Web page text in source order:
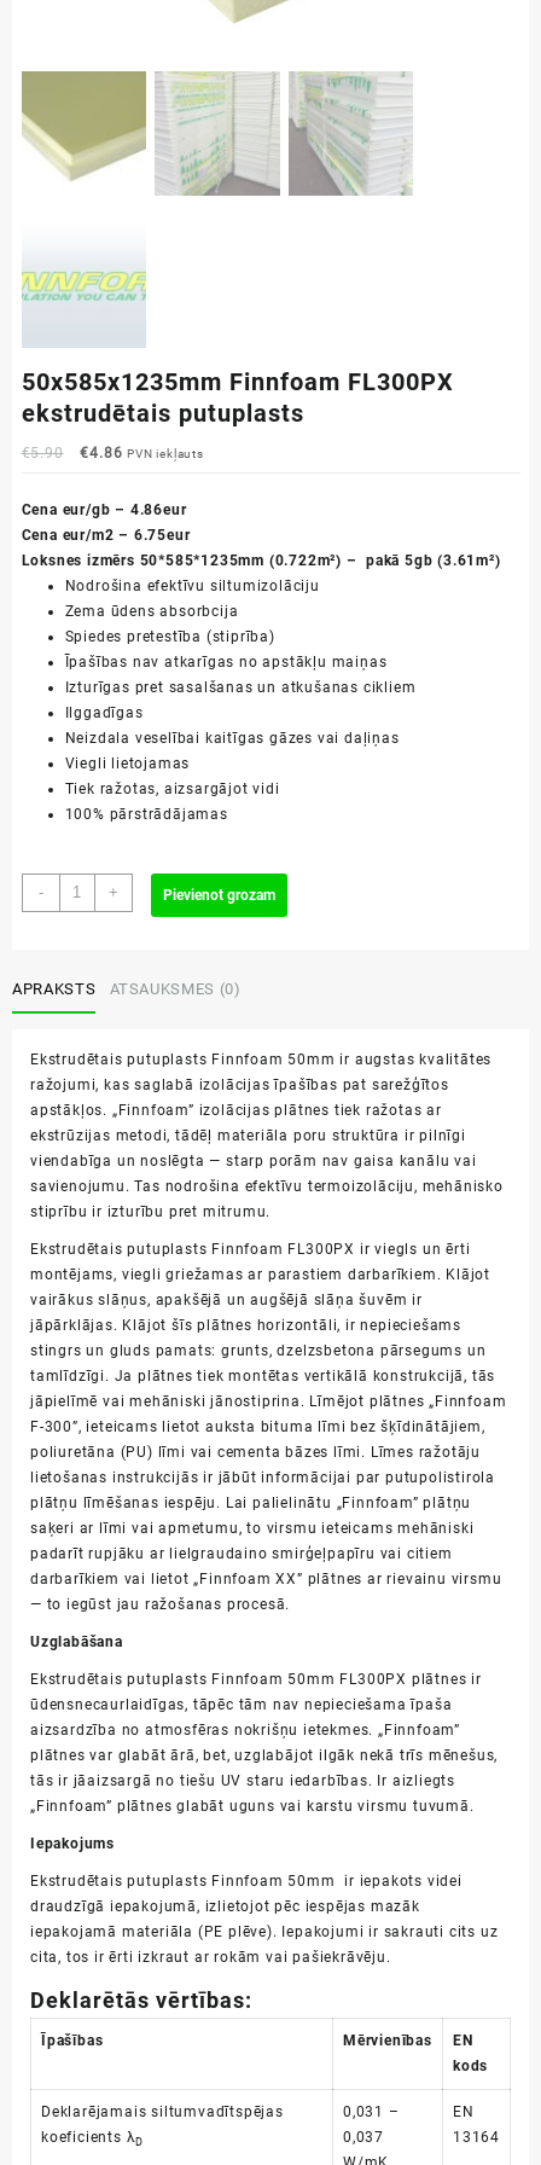
50x585x1235mm Finnfoam FL300PX
ekstrudētais putuplasts
€5.90
Original
was:
€5.90.
€4.86Current
is:
€4.86.
PVN iekļauts
Cena eur/gb – 4.86eur
Cena eur/m2 – 6.75eur
Loksnes izmērs 50*585*1235mm (0.722m²) – pakā 5gb (3.61m²)
Nodrošina efektīvu siltumizolāciju
Zema ūdens absorbcija
Spiedes pretestība (stiprība)
Īpašības nav atkarīgas no apstākļu maiņas
Izturīgas pret sasalšanas un atkušanas cikliem
Ilggadīgas
Neizdala veselībai kaitīgas gāzes vai daļiņas
Viegli lietojamas
Tiek ražotas, aizsargājot vidi
100% pārstrādājamas
-
50x585x1235mm
Finnfoam
putuplasts
daudzums
+ Pievienot grozam
APRAKSTS ATSAUKSMES (0)
Ekstrudētais putuplasts Finnfoam 50mm ir augstas kvalitātes
ražojumi, kas saglabā izolācijas īpašības pat sarežģītos
apstākļos. „Finnfoam” izolācijas plātnes tiek ražotas ar
ekstrūzijas metodi, tādēļ materiāla poru struktūra ir pilnīgi
viendabīga un noslēgta ― starp porām nav gaisa kanālu vai
savienojumu. Tas nodrošina efektīvu termoizolāciju, mehānisko
stiprību ir izturību pret mitrumu.
Ekstrudētais putuplasts Finnfoam FL300PX ir viegls un ērti
montējams, viegli griežamas ar parastiem darbarīkiem. Klājot
vairākus slāņus, apakšējā un augšējā slāņa šuvēm ir
jāpārklājas. Klājot šīs plātnes horizontāli, ir nepieciešams
stingrs un gluds pamats: grunts, dzelzsbetona pārsegums un
tamlīdzīgi. Ja plātnes tiek montētas vertikālā konstrukcijā, tās
jāpielīmē vai mehāniski jānostiprina. Līmējot plātnes „Finnfoam
F-300”, ieteicams lietot auksta bituma līmi bez šķīdinātājiem,
poliuretāna (PU) līmi vai cementa bāzes līmi. Līmes ražotāju
lietošanas instrukcijās ir jābūt informācijai par putupolistirola
plātņu līmēšanas iespēju. Lai palielinātu „Finnfoam” plātņu
saķeri ar līmi vai apmetumu, to virsmu ieteicams mehāniski
padarīt rupjāku ar lielgraudaino smirģeļpapīru vai citiem
darbarīkiem vai lietot „Finnfoam XX” plātnes ar rievainu virsmu
― to iegūst jau ražošanas procesā.
Uzglabāšana
Ekstrudētais putuplasts Finnfoam 50mm FL300PX plātnes ir
ūdensnecaurlaidīgas, tāpēc tām nav nepieciešama īpaša
aizsardzība no atmosfēras nokrišņu ietekmes. „Finnfoam”
plātnes var glabāt ārā, bet, uzglabājot ilgāk nekā trīs mēnešus,
tās ir jāaizsargā no tiešu UV staru iedarbības. Ir aizliegts
„Finnfoam” plātnes glabāt uguns vai karstu virsmu tuvumā.
Iepakojums
Ekstrudētais putuplasts Finnfoam 50mm ir iepakots videi
draudzīgā iepakojumā, izlietojot pēc iespējas mazāk
iepakojamā materiāla (PE plēve). Iepakojumi ir sakrauti cits uz
cita, tos ir ērti izkraut ar rokām vai pašiekrāvēju.
Deklarētās vērtības:
Īpašības Mērvienības
EN
kods
Deklarējamais siltumvadītspējas
koeficients λD
0,031 –
0,037
EN
13164